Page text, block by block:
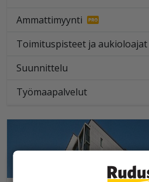
Ammattimyynti
Toimituspisteet ja aukioloajat
Suunnittelu
Työmaapalvelut